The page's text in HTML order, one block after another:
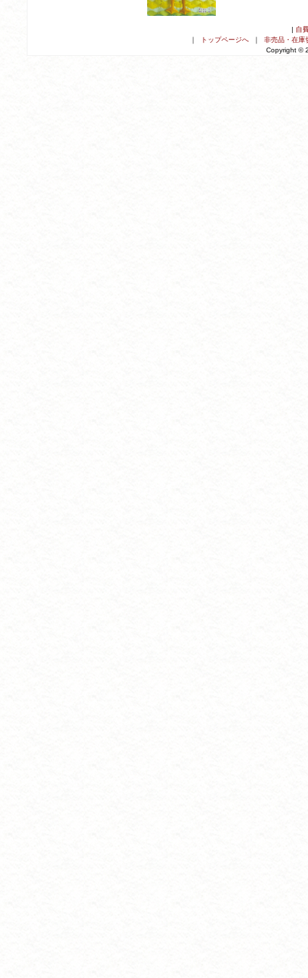
自
トップページへ｜ 非売品・在庫
Copyright ©